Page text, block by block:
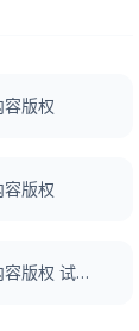
版权
版权
您所在区域暂无此内容版权 试了一下UNBLOCKCN，真好用。